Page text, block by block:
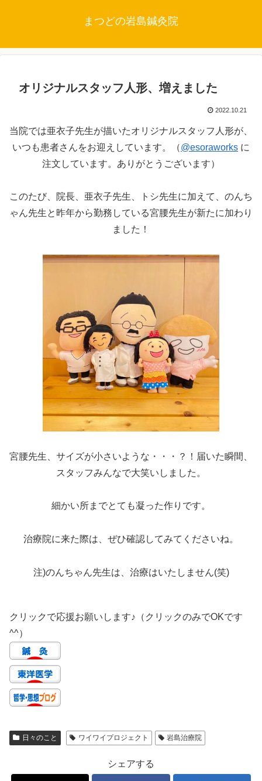
まつどの岩島鍼灸院
オリジナルスタッフ人形、増えました
2022.10.21
当院では亜衣子先生が描いたオリジナルスタッフ人形が、
いつも患者さんをお迎えしています。（@esoraworks に
注文しています。ありがとうございます）
このたび、院長、亜衣子先生、トシ先生に加えて、のんち
ゃん先生と昨年から勤務している宮腰先生が新たに加わり
ました！
宮腰先生、サイズが小さいような・・・？！届いた瞬間、
スタッフみんなで大笑いしました。
細かい所までとても凝った作りです。
治療院に来た際は、ぜひ確認してみてくださいね。
注)のんちゃん先生は、治療はいたしません(笑)
クリックで応援お願いします♪（クリックのみでOKです
^^）
日々のこと ワイワイプロジェクト 岩島治療院
シェアする